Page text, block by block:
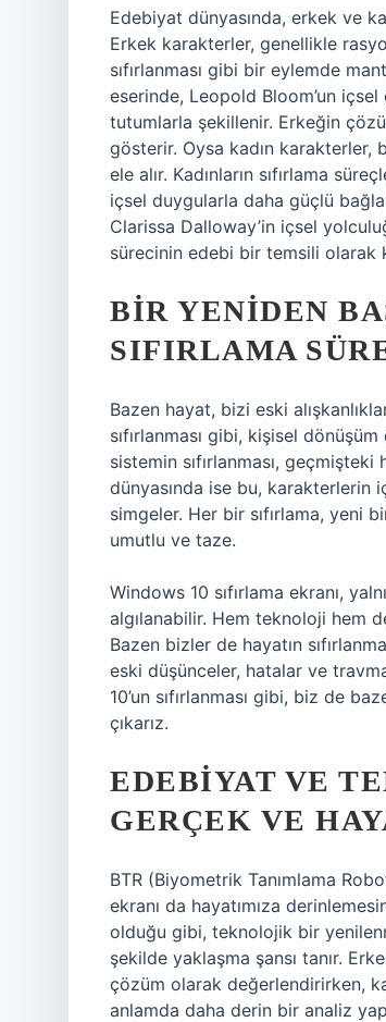
Edebiyat dünyasında, erkek ve
Erkek karakterler, genellikle
sıfırlanması gibi bir eylemde
eserinde, Leopold Bloom’un içsel
tutumlarla şekillenir. Erkeğin
gösterir. Oysa kadın
ele alır. Kadınların sıfırlama
içsel duygularla daha güçlü
Clarissa Dalloway’in içsel
sürecinin edebi bir temsili olarak
BIR YENIDEN
SIFIRLAMA
Bazen hayat, bizi eski
sıfırlanması gibi, kişisel
sistemin sıfırlanması, geçmişteki
dünyasında ise bu, karakterlerin
simgeler. Her bir sıfırlama, yeni
umutlu ve taze.
Windows 10 sıfırlama ekranı,
algılanabilir. Hem teknoloji hem
Bazen bizler de hayatın
eski düşünceler, hatalar ve
10’un sıfırlanması gibi, biz de
çıkarız.
EDEBIYAT VE
GERÇEK VE
BTR (Biyometrik Tanımlama
ekranı da hayatımıza
olduğu gibi, teknolojik bir
şekilde yaklaşma şansı tanır.
çözüm olarak değerlendirirken,
anlamda daha derin bir analiz